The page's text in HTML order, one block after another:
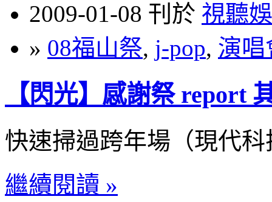
2009-01-08 刊於 視聽
» 08福山祭, j-pop, 演唱
【閃光】感謝祭 report
快速掃過跨年場（現代
繼續閱讀 »